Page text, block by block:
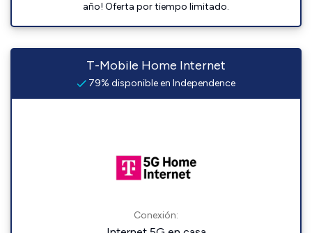
año! Oferta por tiempo limitado.
T-Mobile Home Internet
79% disponible en Independence
Conexión: